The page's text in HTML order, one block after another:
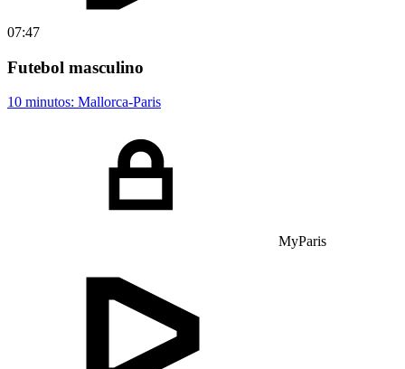
07:47
Futebol masculino
10 minutos: Mallorca-Paris
MyParis